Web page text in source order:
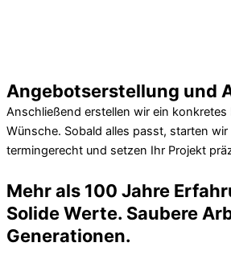
Angebotserstellung und
Anschließend erstellen wir ein
Wünsche. Sobald alles passt, starten
termingerecht und setzen Ihr Projekt
Mehr als 100 Jahre
Solide Werte. Saubere
Generationen.